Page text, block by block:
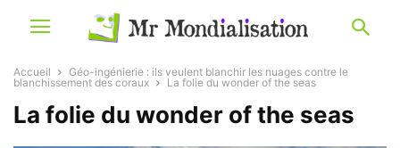
Accueil
Géo-ingénierie : ils veulent blanchir les nuages contre le
blanchissement des coraux
La folie du wonder of the seas
La folie du wonder of the seas